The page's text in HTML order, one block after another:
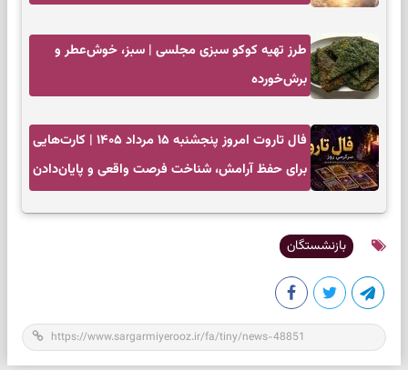
طرز تهیه کوکو سبزی مجلسی | سبز، خوش‌عطر و
برش‌خورده
فال تاروت امروز پنجشنبه ۱۵ مرداد ۱۴۰۵ | کارت‌هایی
برای حفظ آرامش، شناخت فرصت واقعی و پایان‌دادن
بازنشستگان